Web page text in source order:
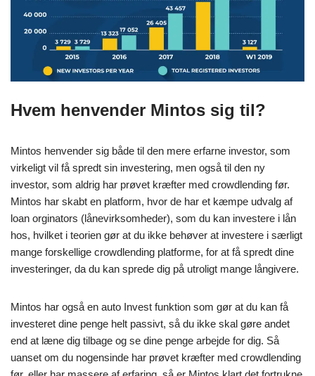
Hvem henvender Mintos sig til?
Mintos henvender sig både til den mere erfarne investor, som
virkeligt vil få spredt sin investering, men også til den ny
investor, som aldrig har prøvet kræfter med crowdlending før.
Mintos har skabt en platform, hvor de har et kæmpe udvalg af
loan orginators (lånevirksomheder), som du kan investere i lån
hos, hvilket i teorien gør at du ikke behøver at investere i særligt
mange forskellige crowdlending platforme, for at få spredt dine
investeringer, da du kan sprede dig på utroligt mange långivere.
Mintos har også en auto Invest funktion som gør at du kan få
investeret dine penge helt passivt, så du ikke skal gøre andet
end at læne dig tilbage og se dine penge arbejde for dig. Så
uanset om du nogensinde har prøvet kræfter med crowdlending